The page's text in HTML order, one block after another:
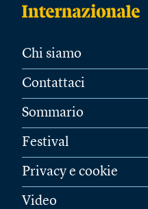
Chi siamo
Contattaci
Sommario
Festival
Privacy e cookie
Video